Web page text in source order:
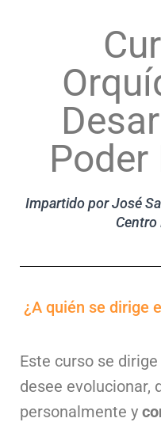
Poder
Impartido por José
Centro
¿A quién se dirige
Este curso se
desee evolucionar,
personalmente y